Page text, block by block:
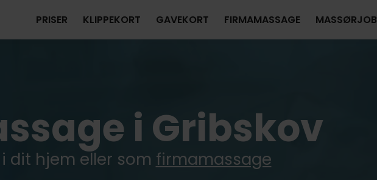
PRISER KLIPPEKORT GAVEKORT FIRMAMASSAGE MASSØRJOB
i Gribskov
i dit hjem eller som firmamassage